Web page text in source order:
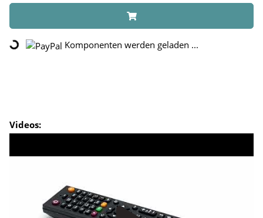
Loading... Komponenten werden geladen ...
Videos: